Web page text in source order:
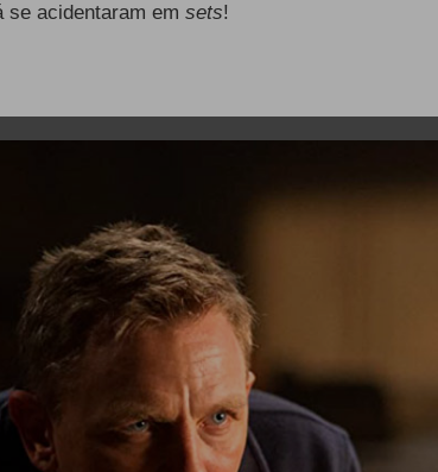
se acidentaram em sets!